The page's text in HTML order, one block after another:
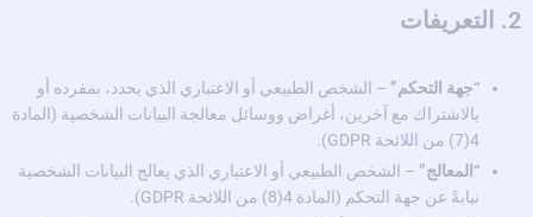
2. التعريفات
“جهة التحكم” – الشخص الطبيعي أو الاعتباري الذي يحدد، بمفرده أو
بالاشتراك مع آخرين، أغراض ووسائل معالجة البيانات الشخصية (المادة
4(7) من اللائحة GDPR).
“المعالج” – الشخص الطبيعي أو الاعتباري الذي يعالج البيانات الشخصية
نيابةً عن جهة التحكم (المادة 4(8) من اللائحة GDPR).